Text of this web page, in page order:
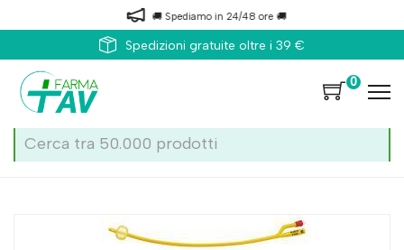
🚚 Spediamo in 24/48 ore 🚚
Spedizioni gratuite oltre i 39 €
0
Teleflex Medical Rusch Gold P Ad 2v Ch20 15 1pz